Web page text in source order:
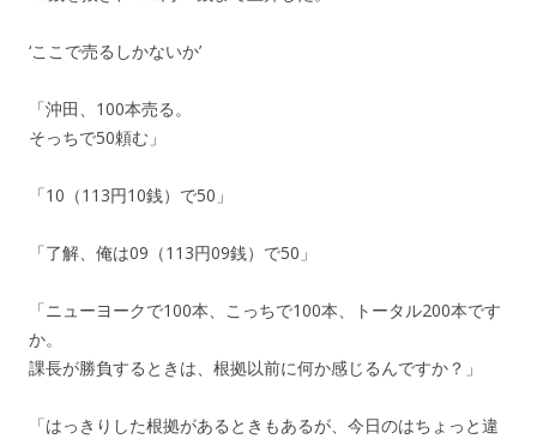
‘ここで売るしかないか’
「沖田、100本売る。
そっちで50頼む」
「10（113円10銭）で50」
「了解、俺は09（113円09銭）で50」
「ニューヨークで100本、こっちで100本、トータル200本です
か。
課長が勝負するときは、根拠以前に何か感じるんですか？」
「はっきりした根拠があるときもあるが、今日のはちょっと違